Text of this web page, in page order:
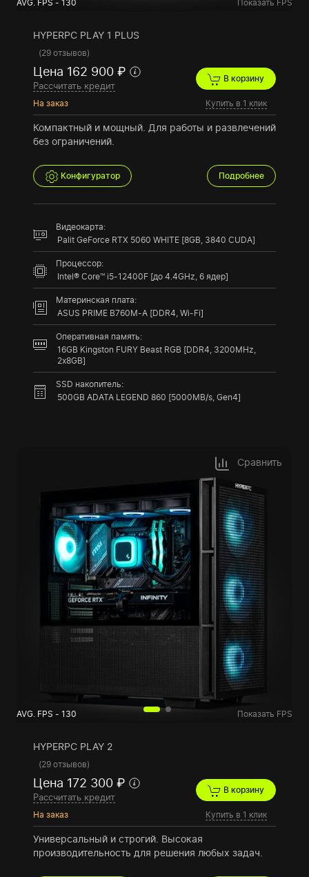
AVG. FPS - 130 Показать FPS
HYPERPC PLAY 1 PLUS
(29 отзывов)
Цена 162 900 ₽
Рассчитать кредит
На заказ
В корзину
Купить в 1 клик
Компактный и мощный. Для работы и развлечений
без ограничений.
Конфигуратор Подробнее
Видеокарта:
Palit GeForce RTX 5060 WHITE [8GB, 3840 CUDA]
Процессор:
Intel® Core™ i5-12400F [до 4.4GHz, 6 ядер]
Материнская плата:
ASUS PRIME B760M-A [DDR4, Wi-Fi]
Оперативная память:
16GB Kingston FURY Beast RGB [DDR4, 3200MHz,
2x8GB]
SSD накопитель:
500GB ADATA LEGEND 860 [5000MB/s, Gen4]
Сравнить
AVG. FPS - 130 Показать FPS
HYPERPC PLAY 2
(29 отзывов)
Цена 172 300 ₽
Рассчитать кредит
На заказ
В корзину
Купить в 1 клик
Универсальный и строгий. Высокая
производительность для решения любых задач.